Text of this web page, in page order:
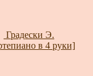
Градески Э.
в 4 руки]